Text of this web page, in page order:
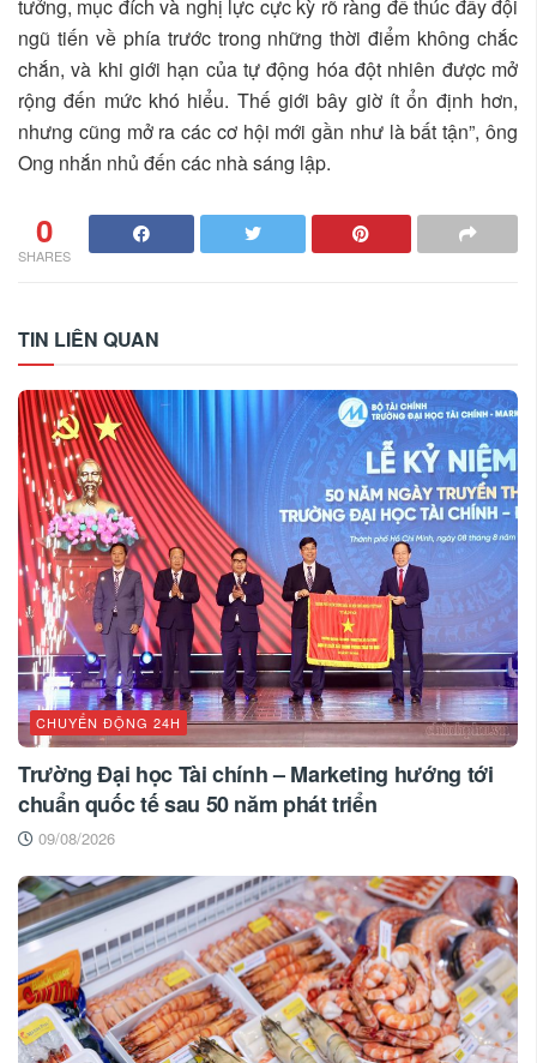
tưởng, mục đích và nghị lực cực kỳ rõ ràng để thúc đẩy đội
ngũ tiến về phía trước trong những thời điểm không chắc
chắn, và khi giới hạn của tự động hóa đột nhiên được mở
rộng đến mức khó hiểu. Thế giới bây giờ ít ổn định hơn,
nhưng cũng mở ra các cơ hội mới gần như là bất tận”, ông
Ong nhắn nhủ đến các nhà sáng lập.
0
SHARES
TIN LIÊN QUAN
CHUYỂN ĐỘNG 24H
Trường Đại học Tài chính – Marketing hướng tới
chuẩn quốc tế sau 50 năm phát triển
09/08/2026